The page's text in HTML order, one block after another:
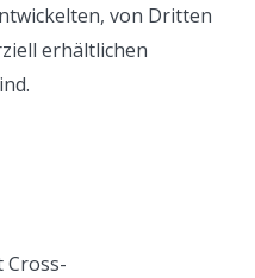
von Dritten
erhältlichen
Cross-